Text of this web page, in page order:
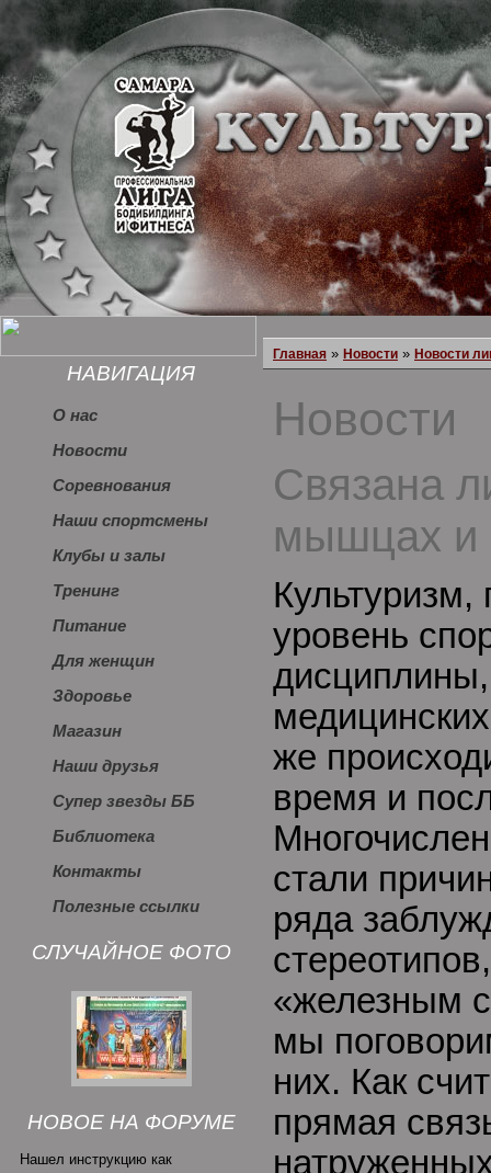
НАВИГАЦИЯ
О нас
Новости
Соревнования
Наши спортсмены
Клубы и залы
Тренинг
Питание
Для женщин
Здоровье
Магазин
Наши друзья
Супер звезды ББ
Библиотека
Контакты
Полезные ссылки
СЛУЧАЙНОЕ ФОТО
НОВОЕ НА ФОРУМЕ
Нашел инструкцию как
Главная » Новости » Новости
Новости
Связана
мышцах и
уровень
же
время и
стали
ряда
«железным
мы
них. Как
прямая